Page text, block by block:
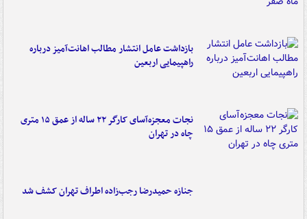
بازداشت عامل انتشار مطالب اهانت‌آمیز درباره
راهپیمایی اربعین
نجات معجزه‌آسای کارگر ۲۲ ساله از عمق ۱۵ متری
چاه در تهران
جنازه حمیدرضا رجب‌زاده اطراف تهران کشف شد